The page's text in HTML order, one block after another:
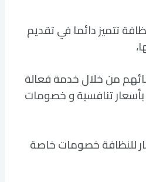
تتميز دائما في تقديم
من خلال خدمة فعالة
تنافسية و خصومات
للنظافة خصومات خاصة